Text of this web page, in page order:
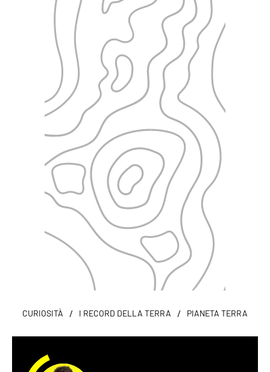
CURIOSITÀ / I RECORD DELLA TERRA / PIANETA TERRA